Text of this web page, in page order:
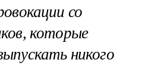
со
которые
никого